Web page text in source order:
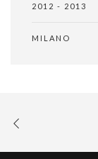
2012 - 2013
MILANO